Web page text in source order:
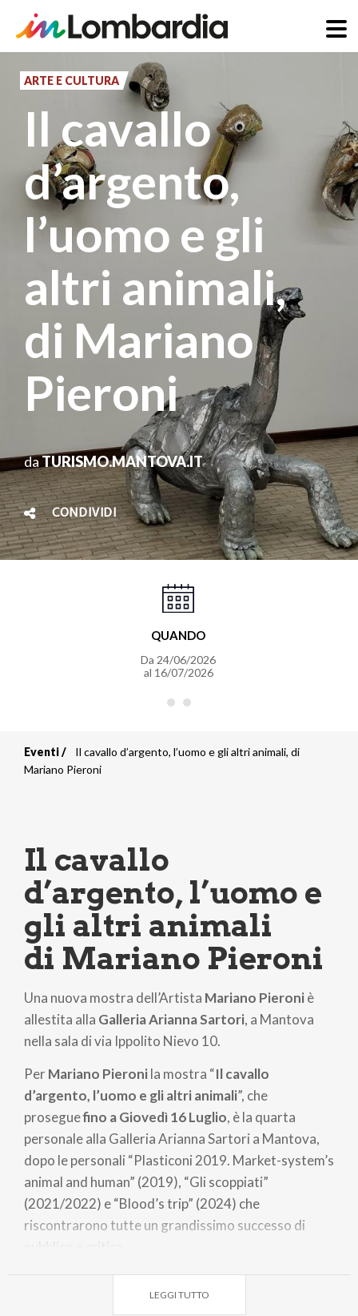
ARTE E CULTURA
Il cavallo
d’argento,
l’uomo e gli
altri animali,
di Mariano
Pieroni
daTURISMO.MANTOVA.IT
CONDIVIDI
QUANDO
Da 24/06/2026
al 16/07/2026
Briciole
Eventi
Il cavallo d’argento, l’uomo e gli altri animali, di
Mariano Pieroni
Il cavallo
d’argento, l’uomo e
gli altri animali
di Mariano Pieroni
Una nuova mostra dell’Artista Mariano Pieroniè
allestita alla Galleria Arianna Sartori, a Mantova
nella sala di via Ippolito Nievo 10.
PerMariano Pieronila mostra “Il cavallo
d’argento, l’uomo e gli altri animali”, che
proseguefino a Giovedì 16 Luglio, è la quarta
personale alla Galleria Arianna Sartori a Mantova,
dopo le personali “Plasticoni 2019. Market-system’s
animal and human” (2019), “Gli scoppiati”
(2021/2022) e “Blood’s trip” (2024) che
riscontrarono tutte un grandissimo successo di
pubblico e critica.
Questa nuova esposizione, curata da
, diventa l’occasione per approfondire il
LEGGI TUTTO